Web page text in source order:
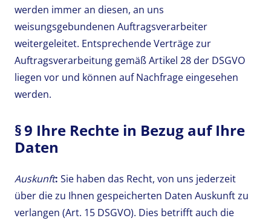
werden immer an diesen, an uns
weisungsgebundenen Auftragsverarbeiter
weitergeleitet. Entsprechende Verträge zur
Auftragsverarbeitung gemäß Artikel 28 der DSGVO
liegen vor und können auf Nachfrage eingesehen
werden.
§ 9 Ihre Rechte in Bezug auf Ihre
Daten
Auskunft: Sie haben das Recht, von uns jederzeit
über die zu Ihnen gespeicherten Daten Auskunft zu
verlangen (Art. 15 DSGVO). Dies betrifft auch die